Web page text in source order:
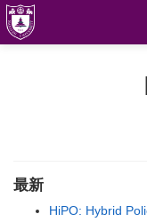
最新
HiPO: Hybrid